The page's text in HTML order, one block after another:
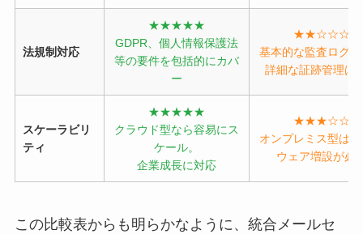
法規制対応
★★★★★
GDPR、個人情報保護法
等の要件を包括的にカバ
ー
★★☆☆☆
基本的な監査ログ
詳細な証跡管理は
スケーラビリ
ティ
★★★★★
クラウド型なら容易にス
ケール。
企業成長に対応
★★★☆☆
オンプレミス型は
ウェア増設が必
この比較表からも明らかなように、統合メールセ